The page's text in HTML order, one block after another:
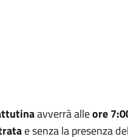
avverrà alleore
e senza la presenza del